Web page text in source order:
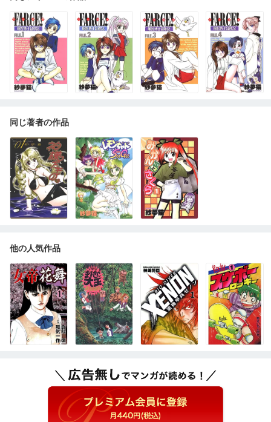
同じ著者の作品
他の人気作品